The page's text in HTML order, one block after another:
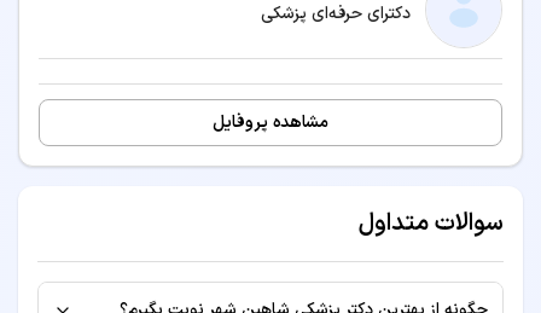
دکترای حرفه‌ای پزشکی
مشاهده پروفایل
سوالات متداول